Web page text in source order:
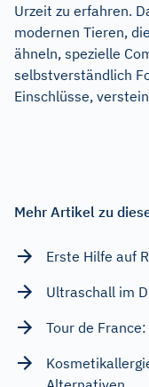
Urzeit zu erfahren.
modernen Tieren,
ähneln, spezielle
selbstverständlich
Einschlüsse,
Mehr Artikel zu
Erste Hilfe auf
Ultraschall im
Tour de